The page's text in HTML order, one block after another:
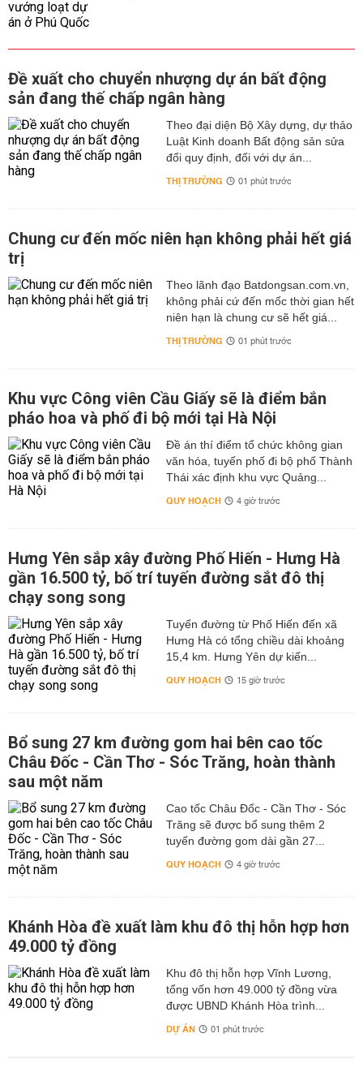
Đề xuất cho chuyển nhượng dự án bất động
sản đang thế chấp ngân hàng
Theo đại diện Bộ Xây dựng, dự thảo
Luật Kinh doanh Bất động sản sửa
đổi quy định, đối với dự án...
THỊ TRƯỜNG 01 phút trước
Chung cư đến mốc niên hạn không phải hết giá
trị
Theo lãnh đạo Batdongsan.com.vn,
không phải cứ đến mốc thời gian hết
niên hạn là chung cư sẽ hết giá...
THỊ TRƯỜNG 01 phút trước
Khu vực Công viên Cầu Giấy sẽ là điểm bắn
pháo hoa và phố đi bộ mới tại Hà Nội
Đề án thí điểm tổ chức không gian
văn hóa, tuyến phố đi bộ phố Thành
Thái xác định khu vực Quảng...
QUY HOẠCH 4 giờ trước
Hưng Yên sắp xây đường Phố Hiến - Hưng Hà
gần 16.500 tỷ, bố trí tuyến đường sắt đô thị
chạy song song
Tuyến đường từ Phố Hiến đến xã
Hưng Hà có tổng chiều dài khoảng
15,4 km. Hưng Yên dự kiến...
QUY HOẠCH 15 giờ trước
Bổ sung 27 km đường gom hai bên cao tốc
Châu Đốc - Cần Thơ - Sóc Trăng, hoàn thành
sau một năm
Cao tốc Châu Đốc - Cần Thơ - Sóc
Trăng sẽ được bổ sung thêm 2
tuyến đường gom dài gần 27...
QUY HOẠCH 4 giờ trước
Khánh Hòa đề xuất làm khu đô thị hỗn hợp hơn
49.000 tỷ đồng
Khu đô thị hỗn hợp Vĩnh Lương,
tổng vốn hơn 49.000 tỷ đồng vừa
được UBND Khánh Hòa trình...
DỰ ÁN 01 phút trước